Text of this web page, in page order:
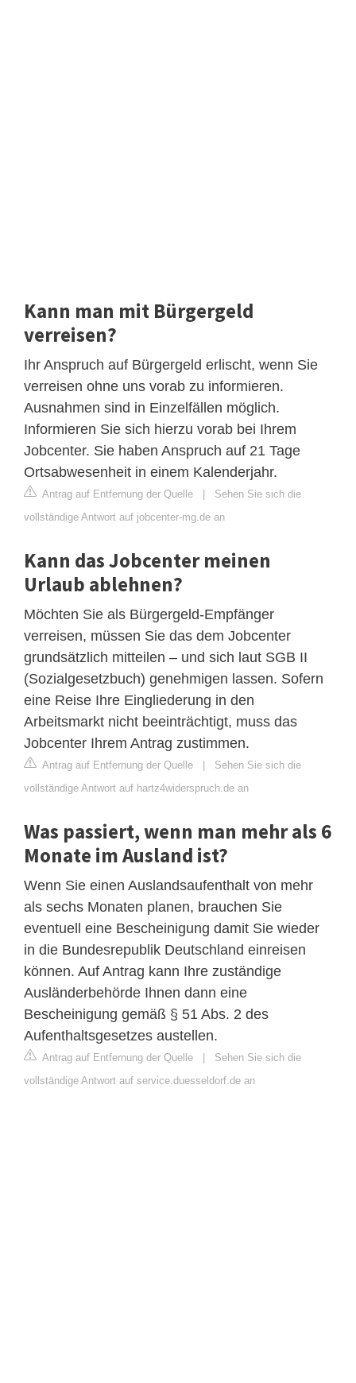
Kann man mit Bürgergeld
verreisen?
Ihr Anspruch auf Bürgergeld erlischt, wenn Sie
verreisen ohne uns vorab zu informieren.
Ausnahmen sind in Einzelfällen möglich.
Informieren Sie sich hierzu vorab bei Ihrem
Jobcenter. Sie haben Anspruch auf 21 Tage
Ortsabwesenheit in einem Kalenderjahr.
Antrag auf Entfernung der Quelle | Sehen Sie sich die
vollständige Antwort auf jobcenter-mg.de an
Kann das Jobcenter meinen
Urlaub ablehnen?
Möchten Sie als Bürgergeld-Empfänger
verreisen, müssen Sie das dem Jobcenter
grundsätzlich mitteilen – und sich laut SGB II
(Sozialgesetzbuch) genehmigen lassen. Sofern
eine Reise Ihre Eingliederung in den
Arbeitsmarkt nicht beeinträchtigt, muss das
Jobcenter Ihrem Antrag zustimmen.
Antrag auf Entfernung der Quelle | Sehen Sie sich die
vollständige Antwort auf hartz4widerspruch.de an
Was passiert, wenn man mehr als 6
Monate im Ausland ist?
Wenn Sie einen Auslandsaufenthalt von mehr
als sechs Monaten planen, brauchen Sie
eventuell eine Bescheinigung damit Sie wieder
in die Bundesrepublik Deutschland einreisen
können. Auf Antrag kann Ihre zuständige
Ausländerbehörde Ihnen dann eine
Bescheinigung gemäß § 51 Abs. 2 des
Aufenthaltsgesetzes austellen.
Antrag auf Entfernung der Quelle | Sehen Sie sich die
vollständige Antwort auf service.duesseldorf.de an